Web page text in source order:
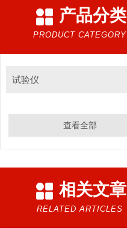
产品分类
PRODUCT CATEGORY
试验仪
查看全部
相关文章
RELATED ARTICLES